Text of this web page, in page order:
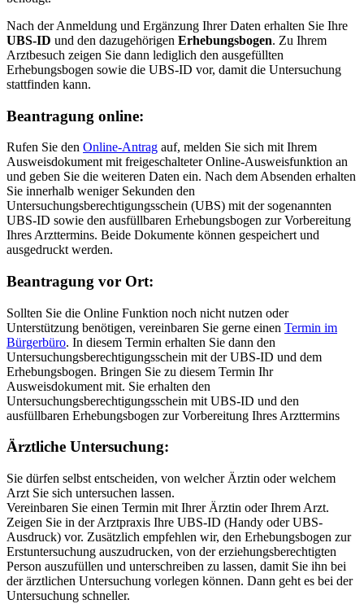
Nach der Anmeldung und Ergänzung Ihrer Daten erhalten Sie Ihre
UBS-ID und den dazugehörigen Erhebungsbogen. Zu Ihrem
Arztbesuch zeigen Sie dann lediglich den ausgefüllten
Erhebungsbogen sowie die UBS-ID vor, damit die Untersuchung
stattfinden kann.
Beantragung online:
Rufen Sie den Online-Antrag auf, melden Sie sich mit Ihrem
Ausweisdokument mit freigeschalteter Online-Ausweisfunktion an
und geben Sie die weiteren Daten ein. Nach dem Absenden erhalten
Sie innerhalb weniger Sekunden den
Untersuchungsberechtigungsschein (UBS) mit der sogenannten
UBS-ID sowie den ausfüllbaren Erhebungsbogen zur Vorbereitung
Ihres Arzttermins. Beide Dokumente können gespeichert und
ausgedruckt werden.
Beantragung vor Ort:
Sollten Sie die Online Funktion noch nicht nutzen oder
Unterstützung benötigen, vereinbaren Sie gerne einen Termin im
Bürgerbüro. In diesem Termin erhalten Sie dann den
Untersuchungsberechtigungsschein mit der UBS-ID und dem
Erhebungsbogen. Bringen Sie zu diesem Termin Ihr
Ausweisdokument mit. Sie erhalten den
Untersuchungsberechtigungsschein mit UBS-ID und den
ausfüllbaren Erhebungsbogen zur Vorbereitung Ihres Arzttermins
Ärztliche Untersuchung:
Sie dürfen selbst entscheiden, von welcher Ärztin oder welchem
Arzt Sie sich untersuchen lassen.
Vereinbaren Sie einen Termin mit Ihrer Ärztin oder Ihrem Arzt.
Zeigen Sie in der Arztpraxis Ihre UBS-ID (Handy oder UBS-
Ausdruck) vor. Zusätzlich empfehlen wir, den Erhebungsbogen zur
Erstuntersuchung auszudrucken, von der erziehungsberechtigten
Person auszufüllen und unterschreiben zu lassen, damit Sie ihn bei
der ärztlichen Untersuchung vorlegen können. Dann geht es bei der
Untersuchung schneller.